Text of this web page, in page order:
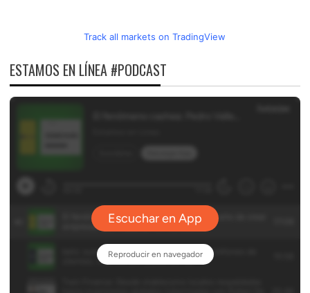
Track all markets on TradingView
ESTAMOS EN LÍNEA #PODCAST